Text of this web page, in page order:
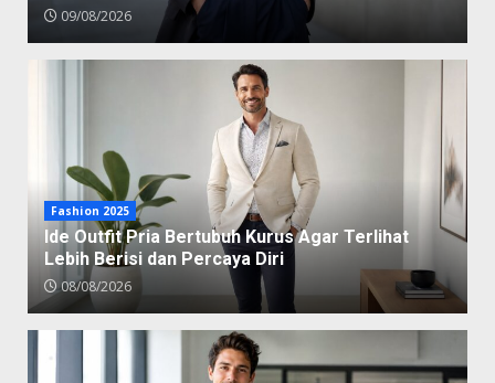
09/08/2026
Fashion 2025
Ide Outfit Pria Bertubuh Kurus Agar Terlihat
Lebih Berisi dan Percaya Diri
08/08/2026